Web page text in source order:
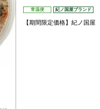
常温便 紀ノ国屋ブランド
【期間限定価格】紀ノ国